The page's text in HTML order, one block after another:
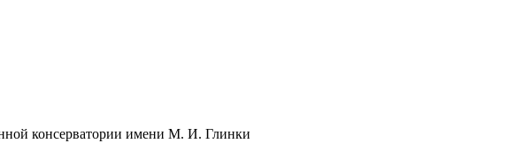
консерватории имени М. И. Глинки